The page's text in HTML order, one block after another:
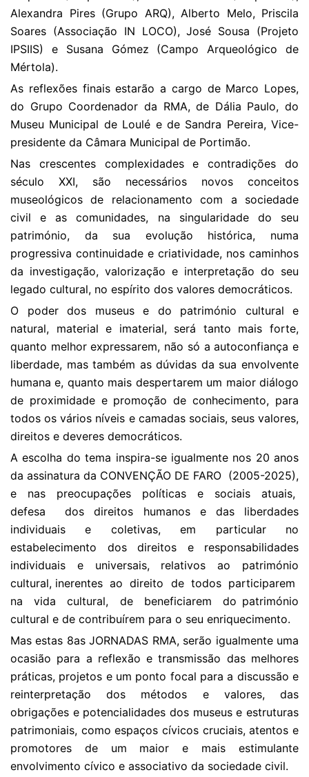
Alexandra Pires (Grupo ARQ), Alberto Melo, Priscila
Soares (Associação IN LOCO), José Sousa (Projeto
IPSIIS) e Susana Gómez (Campo Arqueológico de
Mértola).
As reflexões finais estarão a cargo de Marco Lopes,
do Grupo Coordenador da RMA, de Dália Paulo, do
Museu Municipal de Loulé e de Sandra Pereira, Vice-
presidente da Câmara Municipal de Portimão.
Nas crescentes complexidades e contradições do
século XXI, são necessários novos conceitos
museológicos de relacionamento com a sociedade
civil e as comunidades, na singularidade do seu
património, da sua evolução histórica, numa
progressiva continuidade e criatividade, nos caminhos
da investigação, valorização e interpretação do seu
legado cultural, no espírito dos valores democráticos.
O poder dos museus e do património cultural e
natural, material e imaterial, será tanto mais forte,
quanto melhor expressarem, não só a autoconfiança e
liberdade, mas também as dúvidas da sua envolvente
humana e, quanto mais despertarem um maior diálogo
de proximidade e promoção de conhecimento, para
todos os vários níveis e camadas sociais, seus valores,
direitos e deveres democráticos.
A escolha do tema inspira-se igualmente nos 20 anos
da assinatura da CONVENÇÃO DE FARO (2005-2025),
e nas preocupações políticas e sociais atuais,
defesa dos direitos humanos e das liberdades
individuais e coletivas, em particular no
estabelecimento dos direitos e responsabilidades
individuais e universais, relativos ao património
cultural, inerentes ao direito de todos participarem
na vida cultural, de beneficiarem do património
cultural e de contribuírem para o seu enriquecimento.
Mas estas 8as JORNADAS RMA, serão igualmente uma
ocasião para a reflexão e transmissão das melhores
práticas, projetos e um ponto focal para a discussão e
reinterpretação dos métodos e valores, das
obrigações e potencialidades dos museus e estruturas
patrimoniais, como espaços cívicos cruciais, atentos e
promotores de um maior e mais estimulante
envolvimento cívico e associativo da sociedade civil.